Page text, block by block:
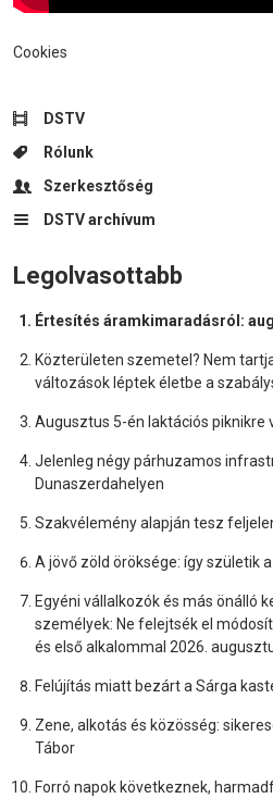
Cookies
DSTV
Rólunk
Szerkesztőség
DSTV archívum
Legolvasottabb
Értesítés áramkimaradásról:
Közterületen szemetel? Nem
változások léptek életbe a
Augusztus 5-én laktációs piknikre
Jelenleg négy párhuzamos
Dunaszerdahelyen
Szakvélemény alapján tesz
A jövő zöld öröksége: így születik
Egyéni vállalkozók és más önálló
személyek: Ne felejtsék el
és első alkalommal 2026.
Felújítás miatt bezárt a Sárga
Zene, alkotás és közösség:
Tábor
Forró napok következnek,